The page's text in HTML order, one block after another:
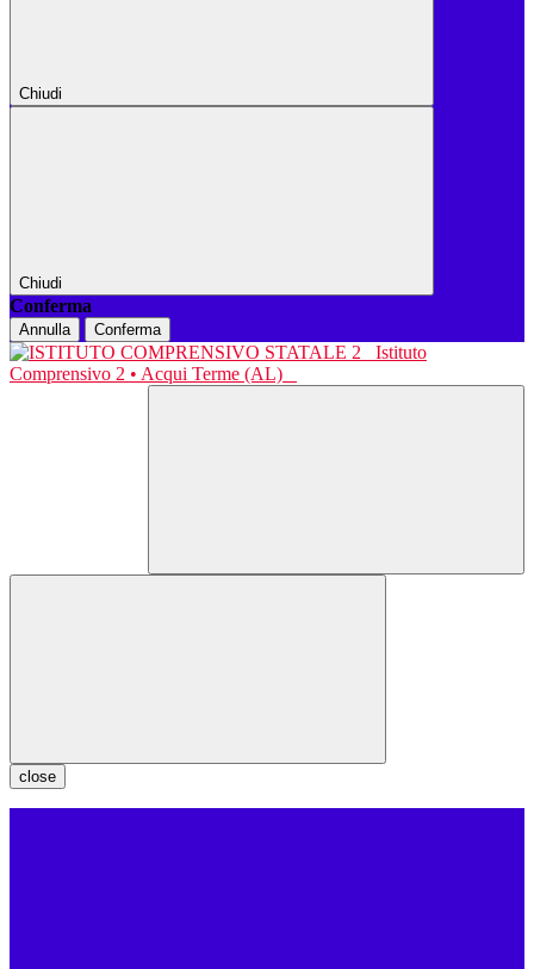
Chiudi
Chiudi
Conferma
Annulla Conferma
Istituto
Comprensivo 2 • Acqui Terme (AL)
close